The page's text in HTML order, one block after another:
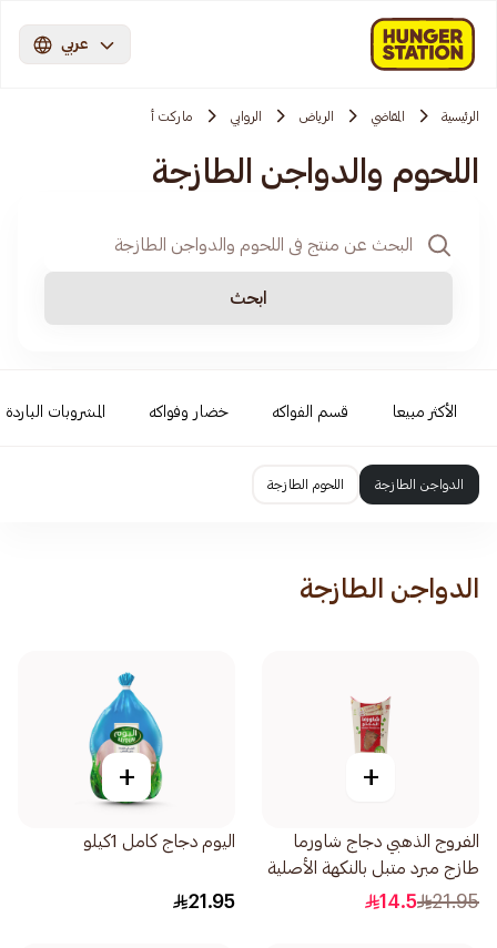
عربي
الرئيسية المقاضي الرياض الروابي ماركت أ
اللحوم والدواجن الطازجة
ابحث
الأكثر مبيعا قسم الفواكه خضار وفواكه المشروبات الباردة
الدواجن الطازجة اللحوم الطازجة
الدواجن الطازجة
+
الفروج الذهبي دجاج شاورما
طازج مبرد متبل بالنكهة الأصلية
400جرام
21.95
14.5
+
اليوم دجاج كامل 1كيلو
21.95